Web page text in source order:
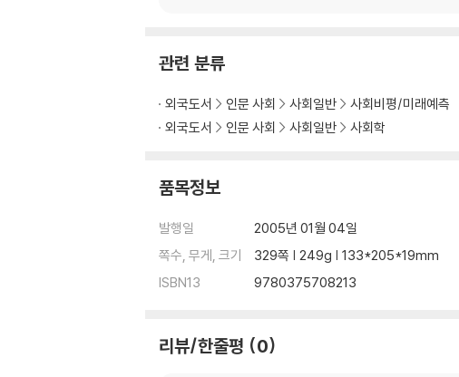
관련 분류
외국도서 인문 사회 사회일반
사회비평/미래예측
외국도서
인문 사회 사회일반 사회학
품목정보
발행일
2005년 01월 04일
쪽수, 무게, 크기
329쪽 | 249g | 133*205*19mm
ISBN13
9780375708213
리뷰/한줄평 0